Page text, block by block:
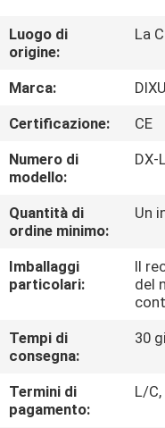
DI
VR
CIRCA
NOI
GIRO
DELLA
FABBRICA
CONTROLLO
DI
QUALITÀ
Luogo di
origine:
La
Marca:
Certificazione:
CE
Numero di
modello:
DX-
Quantità di
ordine minimo:
Un
Imballaggi
particolari:
Il
del
Tempi di
consegna:
30
Termini di
pagamento:
L/